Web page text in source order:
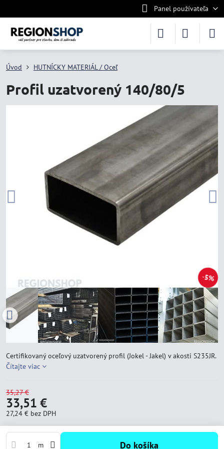
Panel používateľa
5%
Úvod HUTNÍCKY MATERIÁL / Oceľ
Profil uzatvorený 140/80/5
Certifikovaný oceľový uzatvorený profil (Jokel - Jakel) v akosti S235JR.
Čítajte viac
35,27 €
33,51 €
27,24 € bez DPH
m Do košíka